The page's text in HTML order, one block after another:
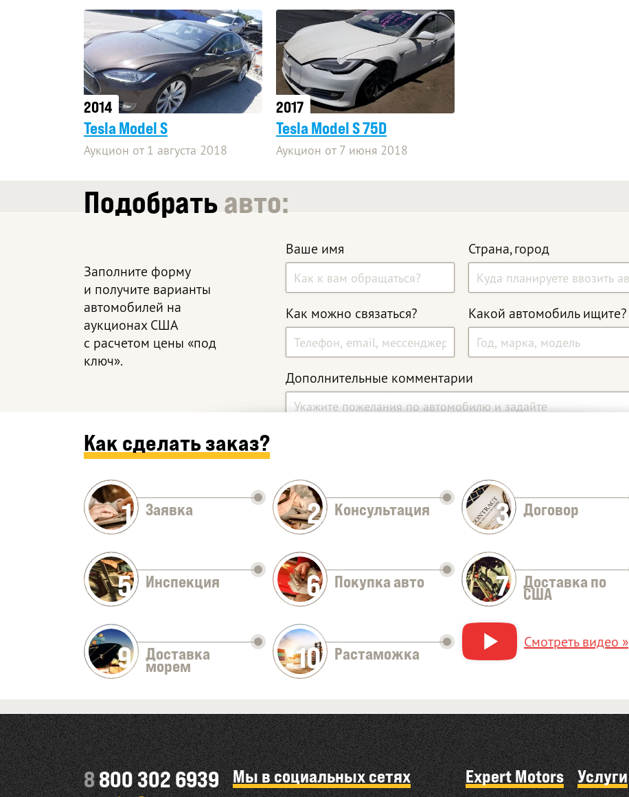
2014
Tesla Model S
Аукцион от 1 августа 2018
2017
Tesla Model S 75D
Аукцион от 7 июня 2018
Подобратьавто:
Заполните форму
и получите варианты
автомобилей на
аукционах США
с расчетом цены «под
ключ».
Ваше имя Страна, город
Как можно связаться? Какой автомобиль ищите?
Дополнительные комментарии
Оставить заявку
Как сделать заказ?
1 Заявка 2 Консультация 3 Договор
5 Инспекция 6 Покупка авто 7 Доставка по
США
9 Доставка
морем 10 Растаможка
Смотреть видео »
8800 302 6939 Мы в социальных сетях Expert Motors Услуги